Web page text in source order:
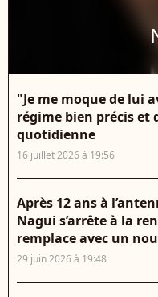
"Je me moque de lui
régime bien précis
quotidienne
16 juillet 2026 à 19:56
Après 12 ans à
Nagui s’arrête à la
remplace avec un
29 juin 2026 à 19:48